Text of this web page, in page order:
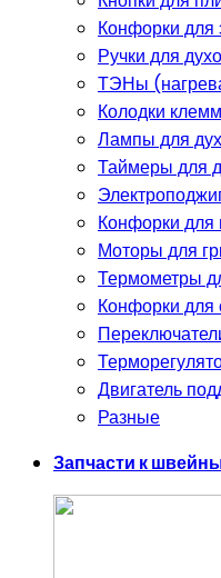
Конфорки для
Ручки для
ТЭНы
Колодки
Лампы для
Таймеры для
Конфорки для
Моторы для
Термометры
Конфорки для
Двигатель
Разные
Запчасти к